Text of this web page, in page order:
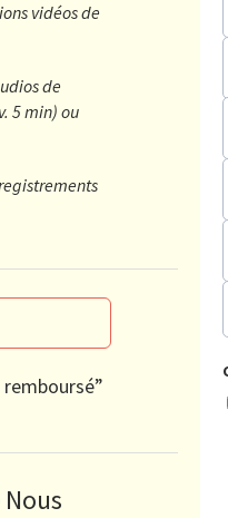
vidéos de
de
5 min) ou
Nous